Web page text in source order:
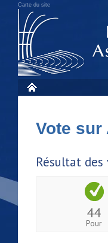
Carte du site
Vote sur
Résultat des
44
Pour